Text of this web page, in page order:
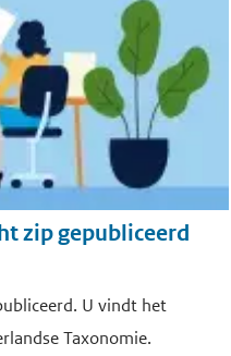
zip gepubliceerd
U vindt het
Taxonomie.